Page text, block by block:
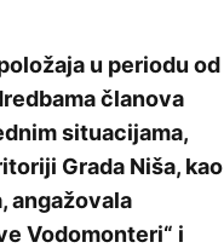
u periodu od
članova
situacijama,
Grada Niša, kao
angažovala
Vodomonteri“ i